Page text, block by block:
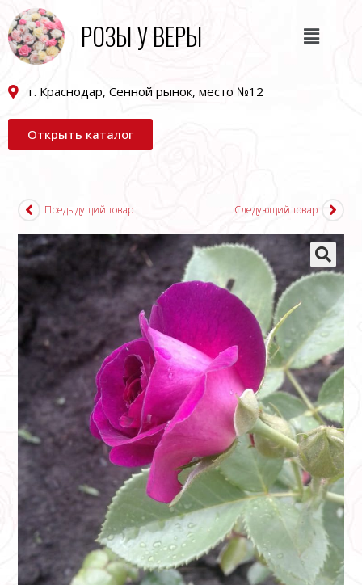
РОЗЫ У ВЕРЫ
г. Краснодар, Сенной рынок, место №12
Открыть каталог
Предыдущий товар Следующий товар